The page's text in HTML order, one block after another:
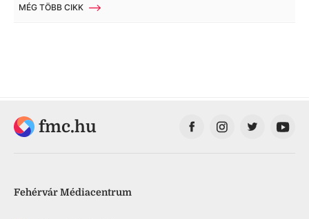
MÉG TÖBB CIKK
fmc.hu
Fehérvár Médiacentrum